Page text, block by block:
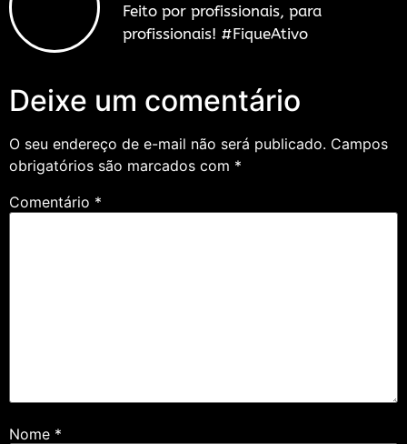
Feito por profissionais, para
profissionais! #FiqueAtivo
Deixe um comentário
O seu endereço de e-mail não será publicado. Campos
obrigatórios são marcados com *
Comentário *
Nome *